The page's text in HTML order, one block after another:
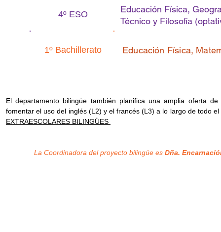
4º ESO
Educación Física,
Técnico y Filosofía
1º Bachillerato Educación Física,
El departamento bilingüe también planifica una amplia oferta
fomentar el uso del inglés (L2) y el francés (L3) a lo largo de todo
EXTRAESCOLARES BILINGÜES
La Coordinadora del proyecto bilingüe es Dña.